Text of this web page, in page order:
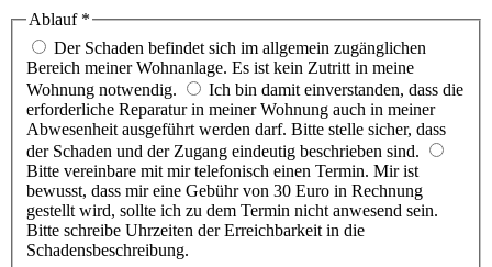
Ablauf *
Der Schaden befindet sich im allgemein zugänglichen
Bereich meiner Wohnanlage. Es ist kein Zutritt in meine
Wohnung notwendig.
Ich bin damit einverstanden, dass die
erforderliche Reparatur in meiner Wohnung auch in meiner
Abwesenheit ausgeführt werden darf. Bitte stelle sicher, dass
der Schaden und der Zugang eindeutig beschrieben sind.
Bitte vereinbare mit mir telefonisch einen Termin. Mir ist
bewusst, dass mir eine Gebühr von 30 Euro in Rechnung
gestellt wird, sollte ich zu dem Termin nicht anwesend sein.
Bitte schreibe Uhrzeiten der Erreichbarkeit in die
Schadensbeschreibung.